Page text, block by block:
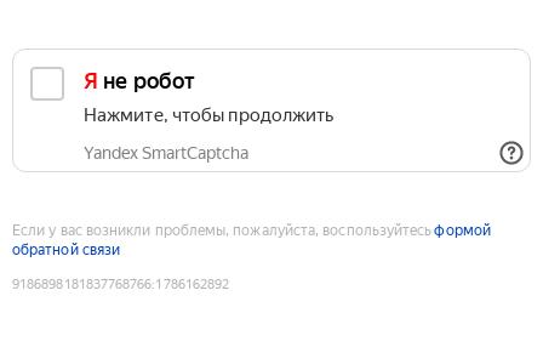
Я не робот
Нажмите, чтобы продолжить
Yandex SmartCaptcha
Если у вас возникли проблемы, пожалуйста, воспользуйтесьформой
обратной связи
9186898181837768766:1786162892